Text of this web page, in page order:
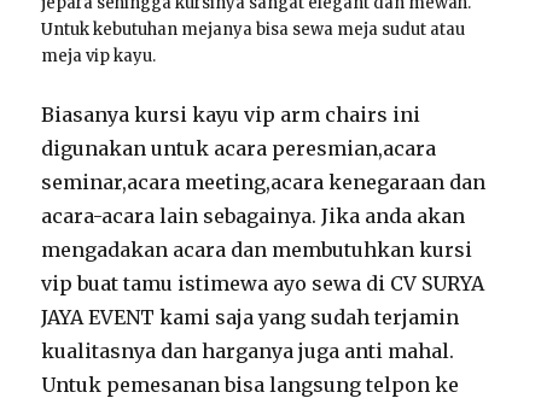
Untuk kebutuhan mejanya bisa sewa meja sudut atau
meja vip kayu.
Biasanya kursi kayu vip arm chairs ini
digunakan untuk acara peresmian,acara
seminar,acara meeting,acara kenegaraan dan
acara-acara lain sebagainya. Jika anda akan
mengadakan acara dan membutuhkan kursi
vip buat tamu istimewa ayo sewa di CV SURYA
JAYA EVENT kami saja yang sudah terjamin
kualitasnya dan harganya juga anti mahal.
Untuk pemesanan bisa langsung telpon ke